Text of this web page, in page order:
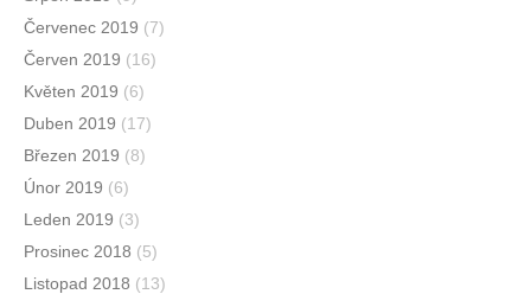
Červenec 2019 (7)
Červen 2019 (16)
Květen 2019 (6)
Duben 2019 (17)
Březen 2019 (8)
Únor 2019 (6)
Leden 2019 (3)
Prosinec 2018 (5)
Listopad 2018 (13)